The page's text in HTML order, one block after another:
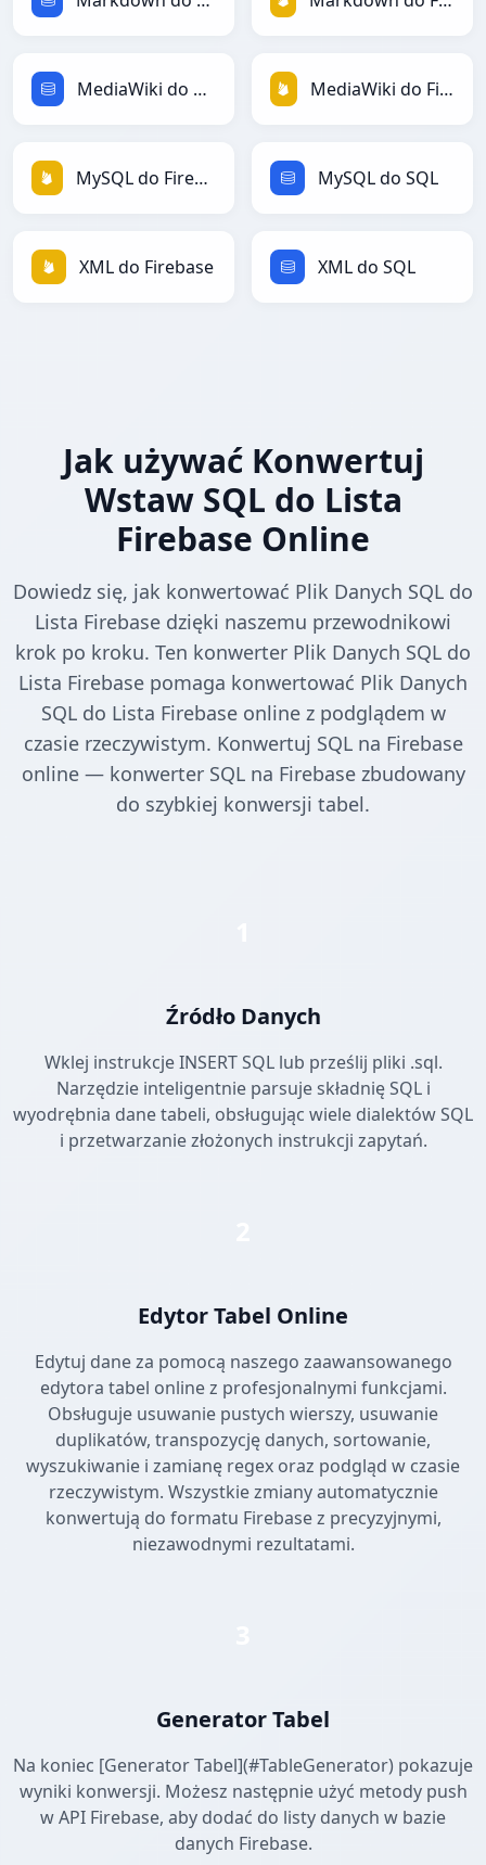
MediaWiki do SQL MediaWiki do Firebase
MySQL do Firebase MySQL do SQL
XML do Firebase XML do SQL
Jak używać Konwertuj
Wstaw SQL do Lista
Firebase Online
Dowiedz się, jak konwertować Plik Danych SQL do
Lista Firebase dzięki naszemu przewodnikowi
krok po kroku. Ten konwerter Plik Danych SQL do
Lista Firebase pomaga konwertować Plik Danych
SQL do Lista Firebase online z podglądem w
czasie rzeczywistym. Konwertuj SQL na Firebase
online — konwerter SQL na Firebase zbudowany
do szybkiej konwersji tabel.
Źródło Danych
Wklej instrukcje INSERT SQL lub prześlij pliki .sql.
Narzędzie inteligentnie parsuje składnię SQL i
wyodrębnia dane tabeli, obsługując wiele dialektów SQL
i przetwarzanie złożonych instrukcji zapytań.
Edytor Tabel Online
Edytuj dane za pomocą naszego zaawansowanego
edytora tabel online z profesjonalnymi funkcjami.
Obsługuje usuwanie pustych wierszy, usuwanie
duplikatów, transpozycję danych, sortowanie,
wyszukiwanie i zamianę regex oraz podgląd w czasie
rzeczywistym. Wszystkie zmiany automatycznie
konwertują do formatu Firebase z precyzyjnymi,
niezawodnymi rezultatami.
Generator Tabel
Na koniec [Generator Tabel](#TableGenerator) pokazuje
wyniki konwersji. Możesz następnie użyć metody push
w API Firebase, aby dodać do listy danych w bazie
danych Firebase.